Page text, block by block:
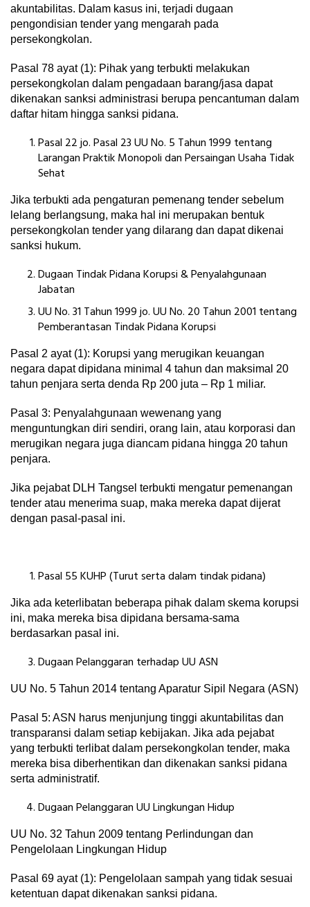
akuntabilitas. Dalam kasus ini, terjadi dugaan
pengondisian tender yang mengarah pada
persekongkolan.
Pasal 78 ayat (1): Pihak yang terbukti melakukan
persekongkolan dalam pengadaan barang/jasa dapat
dikenakan sanksi administrasi berupa pencantuman dalam
daftar hitam hingga sanksi pidana.
Pasal 22 jo. Pasal 23 UU No. 5 Tahun 1999 tentang
Larangan Praktik Monopoli dan Persaingan Usaha Tidak
Sehat
Jika terbukti ada pengaturan pemenang tender sebelum
lelang berlangsung, maka hal ini merupakan bentuk
persekongkolan tender yang dilarang dan dapat dikenai
sanksi hukum.
Dugaan Tindak Pidana Korupsi & Penyalahgunaan
Jabatan
UU No. 31 Tahun 1999 jo. UU No. 20 Tahun 2001 tentang
Pemberantasan Tindak Pidana Korupsi
Pasal 2 ayat (1): Korupsi yang merugikan keuangan
negara dapat dipidana minimal 4 tahun dan maksimal 20
tahun penjara serta denda Rp 200 juta – Rp 1 miliar.
Pasal 3: Penyalahgunaan wewenang yang
menguntungkan diri sendiri, orang lain, atau korporasi dan
merugikan negara juga diancam pidana hingga 20 tahun
penjara.
Jika pejabat DLH Tangsel terbukti mengatur pemenangan
tender atau menerima suap, maka mereka dapat dijerat
dengan pasal-pasal ini.
Pasal 55 KUHP (Turut serta dalam tindak pidana)
Jika ada keterlibatan beberapa pihak dalam skema korupsi
ini, maka mereka bisa dipidana bersama-sama
berdasarkan pasal ini.
Dugaan Pelanggaran terhadap UU ASN
UU No. 5 Tahun 2014 tentang Aparatur Sipil Negara (ASN)
Pasal 5: ASN harus menjunjung tinggi akuntabilitas dan
transparansi dalam setiap kebijakan. Jika ada pejabat
yang terbukti terlibat dalam persekongkolan tender, maka
mereka bisa diberhentikan dan dikenakan sanksi pidana
serta administratif.
Dugaan Pelanggaran UU Lingkungan Hidup
UU No. 32 Tahun 2009 tentang Perlindungan dan
Pengelolaan Lingkungan Hidup
Pasal 69 ayat (1): Pengelolaan sampah yang tidak sesuai
ketentuan dapat dikenakan sanksi pidana.